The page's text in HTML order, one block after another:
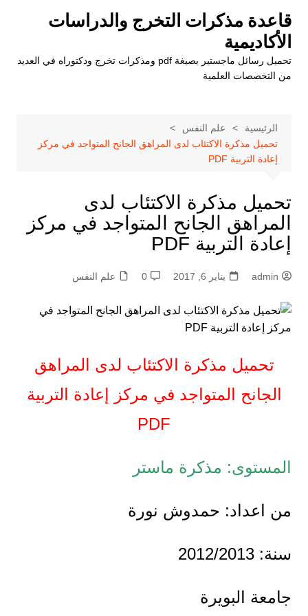
المحتوى
قاعدة مذكرات التخرج والدراسات
الأكاديمية
تحميل رسائل ماجستير بصيغة pdf ومذكرات تخرج ودكتوراه في العديد
من التخصصات العلمية
الرئيسية
علم النفس
تحميل مذكرة الاكتئاب لدى المراهق الجانح المتواجد في مركز
إعادة التربية PDF
تحميل مذكرة الاكتئاب لدى
المراهق الجانح المتواجد في مركز
إعادة التربية PDF
admin يناير 6, 2017 0 علم النفس
تحميل مذكرة الاكتئاب لدى المراهق
الجانح المتواجد في مركز إعادة التربية
PDF
المستوى: مذكرة ماستر
من اعداد: حمدوش نورة
سنة: 2012/2013
جامعة البويرة